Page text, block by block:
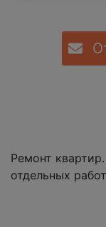
Ремонт
отдельных